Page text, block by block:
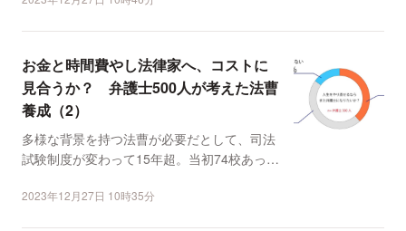
お金と時間費やし法律家へ、コストに
見合うか？ 弁護士500人が考えた法曹
養成（2）
多様な背景を持つ法曹が必要だとして、司法
試験制度が変わって15年超。当初74校あった
2023年12月27日 10時35分